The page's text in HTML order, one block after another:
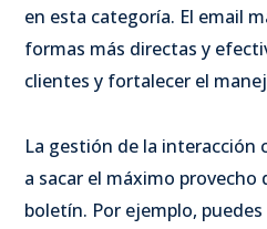
en esta categoría. El email
formas más directas y
clientes y fortalecer el
La gestión de la interacción
a sacar el máximo provecho
boletín. Por ejemplo,